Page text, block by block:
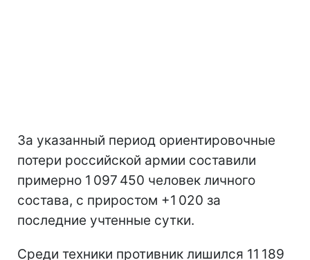
За указанный период ориентировочные
потери российской армии составили
примерно 1 097 450 человек личного
состава, с приростом +1 020 за
последние учтенные сутки.
Среди техники противник лишился 11 189